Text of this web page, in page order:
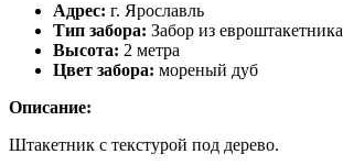
Адрес: г. Ярославль
Тип забора: Забор из евроштакетника
Высота: 2 метра
Цвет забора: мореный дуб
Описание:
Штакетник с текстурой под дерево.